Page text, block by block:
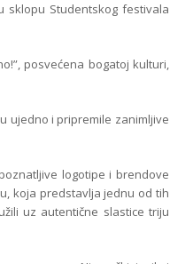
sklopu Studentskog festivala
posvećena bogatoj kulturi,
ujedno i pripremile zanimljive
logotipe i brendove
koja predstavlja jednu od tih
uz autentične slastice triju